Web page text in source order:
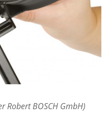
Robert BOSCH GmbH)